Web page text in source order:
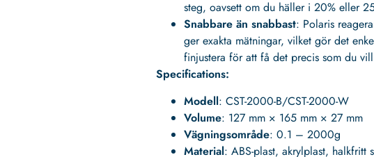
steg, oavsett om du häller i 20% eller
Snabbare än snabbast: Polaris
ger exakta mätningar, vilket gör det
finjustera för att få det precis som du
Specifications:
Modell: CST-2000-B/CST-2000-W
Volume: 127 mm × 165 mm × 27 mm
Vägningsområde: 0.1 – 2000g
Material: ABS-plast, akrylplast, halkfritt